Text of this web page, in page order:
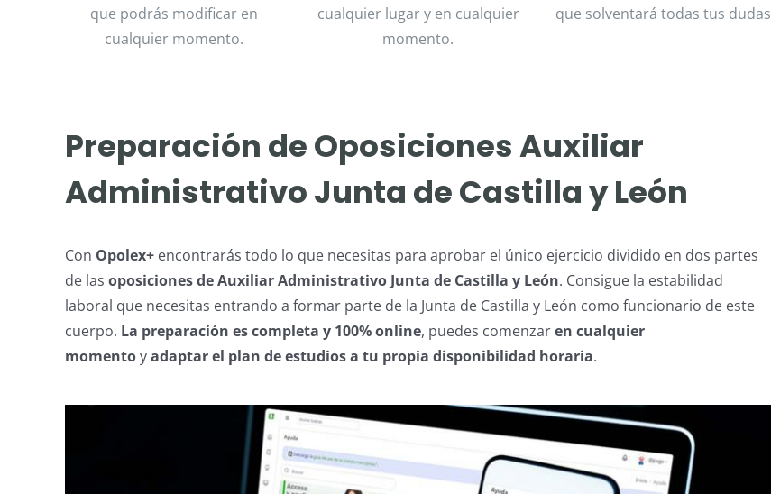
que podrás modificar en
cualquier momento.
cualquier lugar y en cualquier
momento.
que solventará todas tus dudas
Preparación de Oposiciones Auxiliar
Administrativo Junta de Castilla y León
Con Opolex+ encontrarás todo lo que necesitas para aprobar el único ejercicio dividido en dos partes
de las oposiciones de Auxiliar Administrativo Junta de Castilla y León. Consigue la estabilidad
laboral que necesitas entrando a formar parte de la Junta de Castilla y León como funcionario de este
cuerpo. La preparación es completa y 100% online, puedes comenzaren cualquier
momentoyadaptar el plan de estudios a tu propia disponibilidad horaria.